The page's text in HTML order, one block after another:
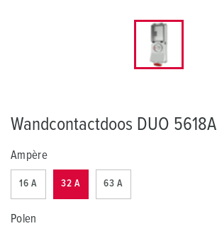
Wandcontactdoos DUO 5618A
Ampère
16 A 32 A 63 A
Polen